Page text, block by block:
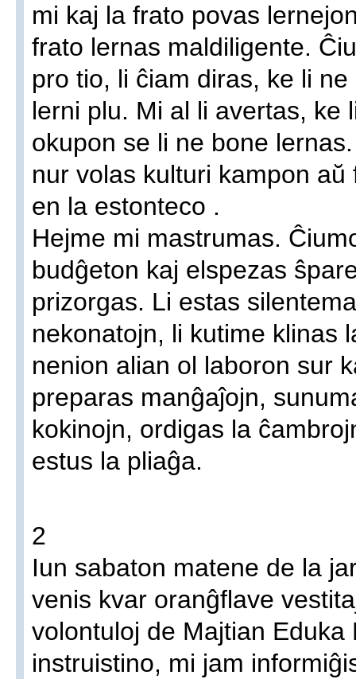
mi kaj la frato povas
frato lernas maldiligente.
pro tio, li ĉiam diras, ke li
lerni plu. Mi al li avertas, ke
okupon se li ne bone
nur volas kulturi kampon
en la estonteco .
Hejme mi mastrumas.
budĝeton kaj elspezas
prizorgas. Li estas
nekonatojn, li kutime klinas
nenion alian ol laboron sur
preparas manĝaĵojn,
kokinojn, ordigas la
estus la pliaĝa.
2
Iun sabaton matene de la
venis kvar oranĝflave
volontuloj de Majtian Eduka
instruistino, mi jam